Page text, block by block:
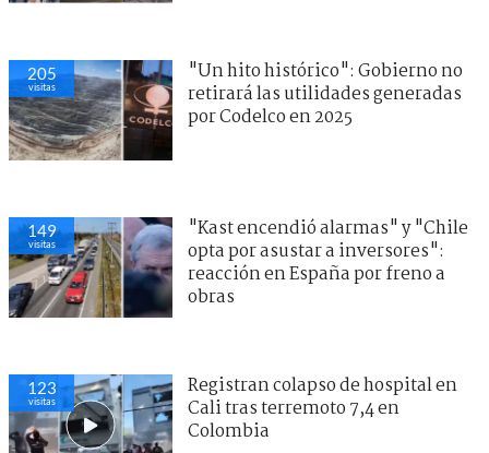
205
visitas
"Un hito histórico": Gobierno no
retirará las utilidades generadas
por Codelco en 2025
149
visitas
"Kast encendió alarmas" y "Chile
opta por asustar a inversores":
reacción en España por freno a
obras
123
visitas
Registran colapso de hospital en
Cali tras terremoto 7,4 en
Colombia